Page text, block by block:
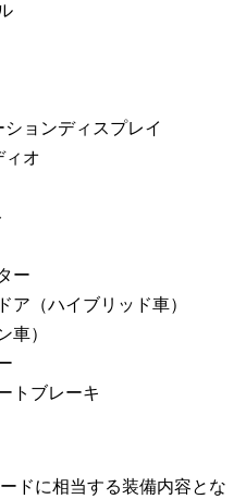
ションディスプレイ
ィオ
ー
ア（ハイブリッド車）
車）
トブレーキ
ドに相当する装備内容とな